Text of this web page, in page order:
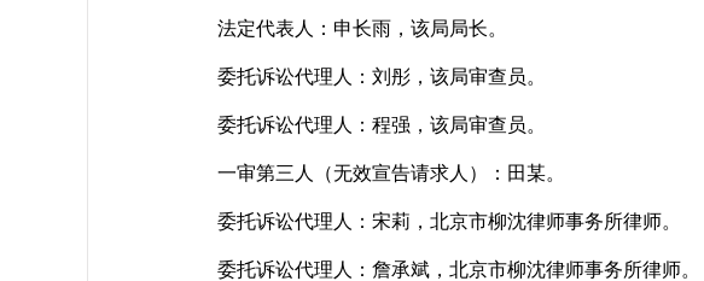
法定代表人：申长雨，该局局长。
委托诉讼代理人：刘彤，该局审查员。
委托诉讼代理人：程强，该局审查员。
一审第三人（无效宣告请求人）：田某。
委托诉讼代理人：宋莉，北京市柳沈律师事务所律师。
委托诉讼代理人：詹承斌，北京市柳沈律师事务所律师。